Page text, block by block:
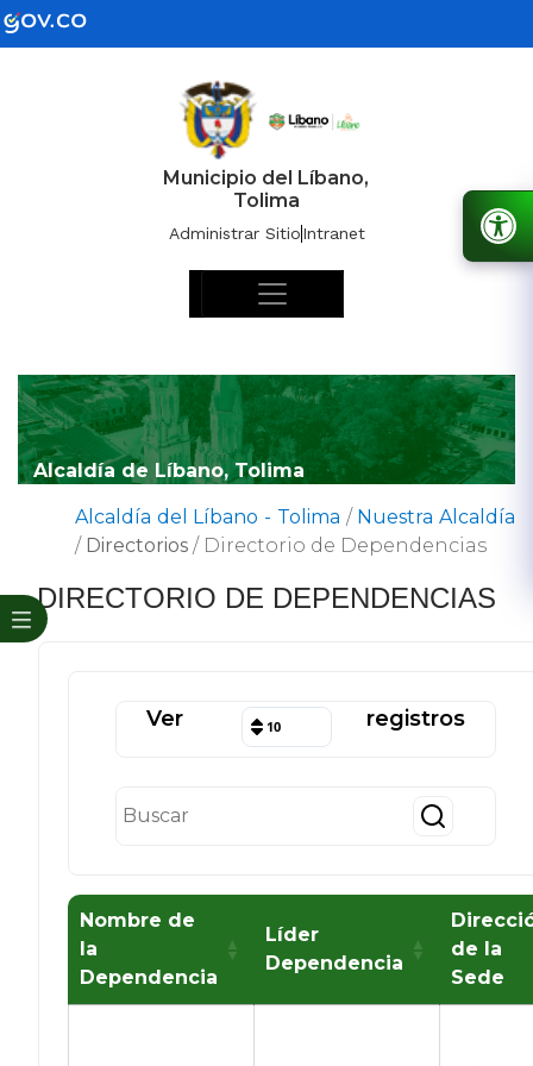
Municipio del Líbano,
Tolima
Administrar SitioIntranet
Alcaldía de Líbano, Tolima
Alcaldía del Líbano - Tolima / Nuestra Alcaldía
/ Directorios / Directorio de Dependencias
DIRECTORIO DE DEPENDENCIAS
Ver 10 registros
Nombre de
la
Dependencia
Líder
Dependencia
de la
Sede